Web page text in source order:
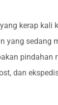
kerap kali
yang sedang
pindahan
dan